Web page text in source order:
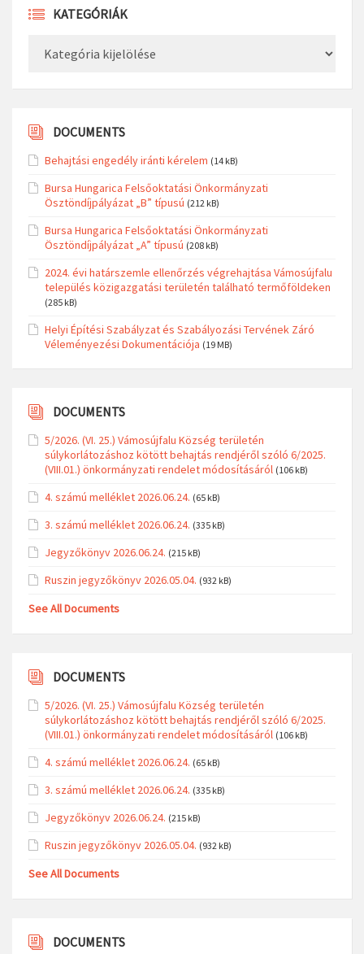
KATEGÓRIÁK
DOCUMENTS
Behajtási engedély iránti kérelem (14 kB)
Bursa Hungarica Felsőoktatási Önkormányzati
Ösztöndíjpályázat „B” típusú (212 kB)
Bursa Hungarica Felsőoktatási Önkormányzati
Ösztöndíjpályázat „A” típusú (208 kB)
2024. évi határszemle ellenőrzés végrehajtása Vámosújfalu
település közigazgatási területén található termőföldeken
(285 kB)
Helyi Építési Szabályzat és Szabályozási Tervének Záró
Véleményezési Dokumentációja (19 MB)
DOCUMENTS
5/2026. (VI. 25.) Vámosújfalu Község területén
súlykorlátozáshoz kötött behajtás rendjéről szóló 6/2025.
(VIII.01.) önkormányzati rendelet módosításáról (106 kB)
4. számú melléklet 2026.06.24. (65 kB)
3. számú melléklet 2026.06.24. (335 kB)
Jegyzőkönyv 2026.06.24. (215 kB)
Ruszin jegyzőkönyv 2026.05.04. (932 kB)
See All Documents
DOCUMENTS
5/2026. (VI. 25.) Vámosújfalu Község területén
súlykorlátozáshoz kötött behajtás rendjéről szóló 6/2025.
(VIII.01.) önkormányzati rendelet módosításáról (106 kB)
4. számú melléklet 2026.06.24. (65 kB)
3. számú melléklet 2026.06.24. (335 kB)
Jegyzőkönyv 2026.06.24. (215 kB)
Ruszin jegyzőkönyv 2026.05.04. (932 kB)
See All Documents
DOCUMENTS